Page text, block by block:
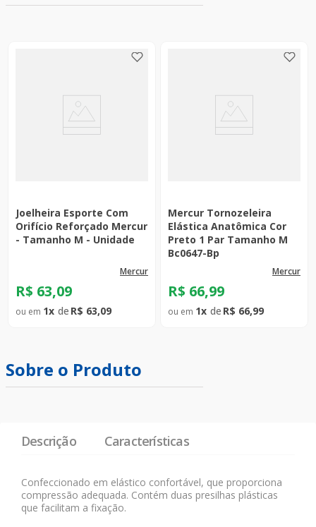
Joelheira Esporte Com
Orifício Reforçado Mercur
- Tamanho M - Unidade
mercur
R$ 63,09
1 R$ 63,09
Mercur Tornozeleira
Elástica Anatômica Cor
Preto 1 Par Tamanho M
Bc0647-Bp
mercur
R$ 66,99
1 R$ 66,99
Sobre o Produto
Descrição Características
Confeccionado em elástico confortável, que proporciona
compressão adequada. Contém duas presilhas plásticas
que facilitam a fixação.